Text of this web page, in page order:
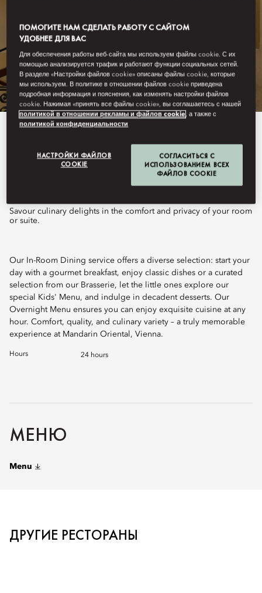
IN-ROOM DINING
Savour culinary delights in the comfort and privacy of your room
or suite.
Our In-Room Dining service offers a diverse selection: start your
day with a gourmet breakfast, enjoy classic dishes or a curated
selection from our Brasserie, let the little ones explore our
special Kids' Menu, and indulge in decadent desserts. Our
Overnight Menu ensures you can enjoy exquisite cuisine at any
hour. Comfort, quality, and culinary variety – a truly memorable
experience at Mandarin Oriental, Vienna.
Hours 24 hours
МЕНЮ
Menu
ДРУГИЕ РЕСТОРАНЫ
ПОМОГИТЕ НАМ СДЕЛАТЬ РАБОТУ С САЙТОМ
УДОБНЕЕ ДЛЯ ВАС
Для обеспечения работы веб-сайта мы используем файлы cookie. С их
помощью анализируется трафик и работают функции социальных сетей.
В разделе «Настройки файлов cookie» описаны файлы cookie, которые
мы используем. В политике в отношении файлов cookie приведена
подробная информация и пояснения, как изменять настройки файлов
cookie. Нажимая «принять все файлы cookie», вы соглашаетесь с нашей
политикой в отношении рекламы и файлов cookie, а также с
политикой конфиденциальности
НАСТРОЙКИ ФАЙЛОВ
COOKIE
СОГЛАСИТЬСЯ С
ИСПОЛЬЗОВАНИЕМ ВСЕХ
ФАЙЛОВ COOKIE